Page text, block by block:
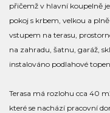
přičemž v hlavní koupelně
pokoj s krbem, velkou a
vstupem na terasu,
na zahradu, šatnu, garáž,
instalováno podlahové
Terasa má rozlohu cca 40
které se nachází pracovní